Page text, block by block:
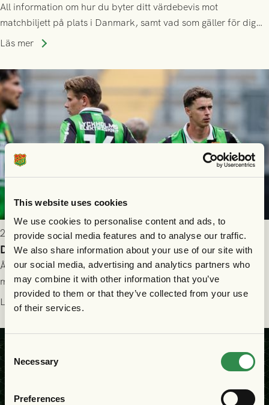
This website uses cookies
We use cookies to personalise content and ads, to
provide social media features and to analyse our traffic.
We also share information about your use of our site with
our social media, advertising and analytics partners who
may combine it with other information that you’ve
provided to them or that they’ve collected from your use
of their services.
Selection
Necessary
Preferences
All information om hur du byter ditt värdebevis mot
matchbiljett på plats i Danmark, samt vad som gäller för dig
som står på reservlista eller fått förhinder.
Läs mer
2026-07-26 21:00
Delad poäng mot Halmstads BK
Åter i Allsvenskan stod Halmstads BK för motståndet i en
match som vägde tungt till fördel för GAIS, men där poängen
delades efter dramatik på tilläggstid.
Läs mer